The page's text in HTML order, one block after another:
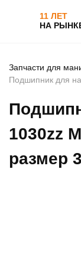
11 ЛЕТ
НА
Запчасти для
Подшипник для
1030zz
размер